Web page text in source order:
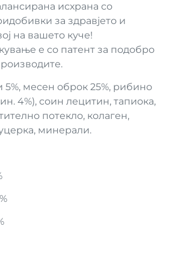
исхрана со
за здравјето и
на вашето куче!
е со патент за подобро
месен оброк 25%, рибино
4%), соин лецитин, тапиока,
потекло, колаген,
минерали.